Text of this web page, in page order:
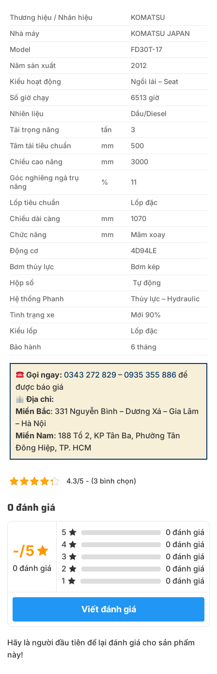
Thương hiệu / Nhãn hiệu
KOMATSU
Nhà máy
KOMATSU JAPAN
Model
FD30T-17
Năm sản xuất
2012
Kiểu hoạt động
Ngồi lái – Seat
Số giờ chạy
6513 giờ
Nhiên liệu
Dầu/Diesel
Tải trọng nâng
tấn
3
Tâm tải tiêu chuẩn
mm
500
Chiều cao nâng
mm
3000
Góc nghiêng ngả trụ
nâng
% 11
Lốp tiêu chuẩn
Lốp đặc
Chiều dài càng
mm
1070
Chức năng
mm
Mâm xoay
Động cơ
4D94LE
Bơm thủy lực
Bơm kép
Hộp số
Tự động
Hệ thống Phanh
Thủy lực – Hydraulic
Tình trạng xe
Mới 90%
Kiểu lốp
Lốp đặc
Bảo hành
6 tháng
Gọi ngay: 0343 272 829 –0935 355 886 để
được báo giá
Địa chỉ:
Miền Bắc: 331 Nguyễn Bình – Dương Xá – Gia Lâm
– Hà Nội
Miền Nam: 188 Tổ 2, KP Tân Ba, Phường Tân
Đông Hiệp, TP. HCM
4.3/5 - (3 bình chọn)
0 đánh giá
-/5
0 đánh giá
5
0 đánh giá
4
0 đánh giá
3
0 đánh giá
2
0 đánh giá
1
0 đánh giá
Viết đánh giá
Hãy là người đầu tiên để lại đánh giá cho sản phẩm
này!